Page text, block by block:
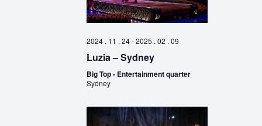
vues
Évènements
2024 . 11 . 24-2025 . 02 . 09
Luzia – Sydney
Big Top - Entertainment quarter
Sydney